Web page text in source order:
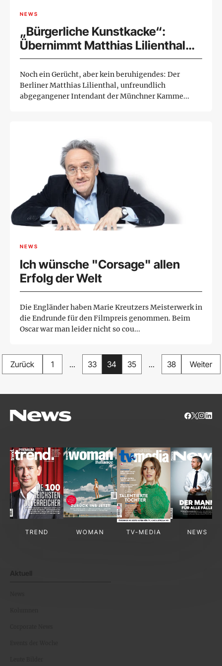
NEWS
„Bürgerliche Kunstkacke“:
Übernimmt Matthias Lilienthal
die Wiener Festwochen?
Noch ein Gerücht, aber kein beruhigendes: Der
Berliner Matthias Lilienthal, unfreundlich
abgegangener Intendant der Münchner Kamme...
NEWS
Ich wünsche "Corsage" allen
Erfolg der Welt
Die Engländer haben Marie Kreutzers Meisterwerk in
die Endrunde für den Filmpreis genommen. Beim
Oscar war man leider nicht so cou...
Zurück 1 ... 33 34 35 ... 38 Weiter
TREND WOMAN TV-MEDIA NEWS